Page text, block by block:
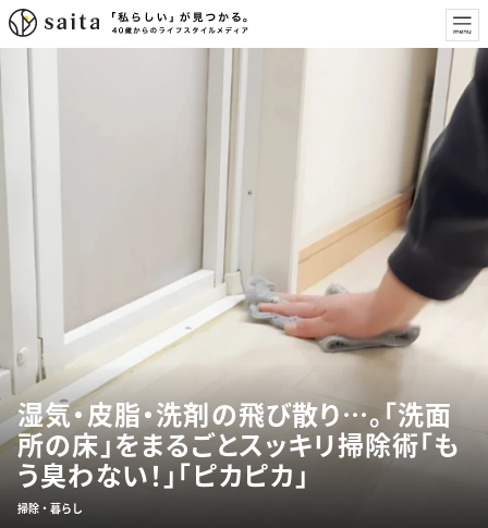
湿気・皮脂・洗剤の飛び散り…。「洗面
所の床」をまるごとスッキリ掃除術「も
う臭わない！」「ピカピカ」
掃除・暮らし